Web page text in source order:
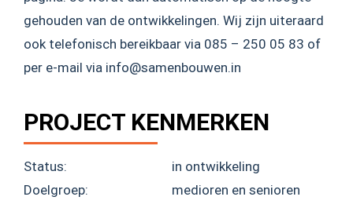
gehouden van de ontwikkelingen. Wij zijn uiteraard
ook telefonisch bereikbaar via 085 – 250 05 83 of
per e-mail via info@samenbouwen.in
PROJECT KENMERKEN
Status:
in ontwikkeling
Doelgroep:
medioren en senioren